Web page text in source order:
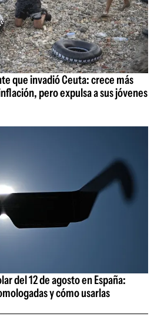
que invadió Ceuta: crece más
pero expulsa a sus jóvenes
del 12 de agosto en España:
y cómo usarlas